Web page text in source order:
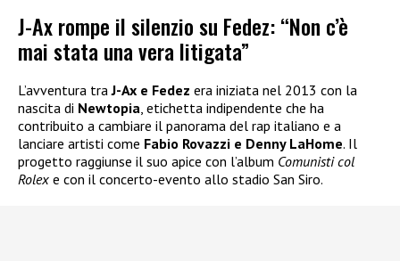
J-Ax rompe il silenzio su Fedez: “Non c’è
mai stata una vera litigata”
L’avventura traJ-Ax e Fedez era iniziata nel 2013 con la
nascita di Newtopia , etichetta indipendente che ha
contribuito a cambiare il panorama del rap italiano e a
lanciare artisti come Fabio Rovazzi e Denny LaHome. Il
progetto raggiunse il suo apice con l’album Comunisti col
Rolex e con il concerto-evento allo stadio San Siro.